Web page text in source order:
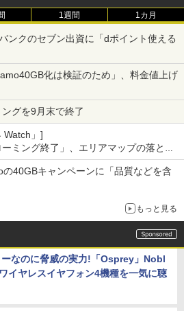
1週間 1カ月
ンクのセブン出資に「dポイント使える
化は検証のため」、料金値上げ
グを9月末で終了
Watch」]
ミング終了」、エリアマップの落とし
40GBキャンペーンに「品質などを含
もっと見る
ーなのに脅威の実力!「Osprey」Nobl
イヤレスイヤフォン4機種を一気に聴